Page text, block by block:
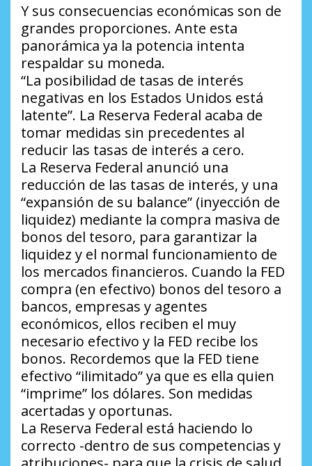
Y sus consecuencias económicas son de
grandes proporciones. Ante esta
panorámica ya la potencia intenta
respaldar su moneda.
“La posibilidad de tasas de interés
negativas en los Estados Unidos está
latente”. La Reserva Federal acaba de
tomar medidas sin precedentes al
reducir las tasas de interés a cero.
La Reserva Federal anunció una
reducción de las tasas de interés, y una
“expansión de su balance” (inyección de
liquidez) mediante la compra masiva de
bonos del tesoro, para garantizar la
liquidez y el normal funcionamiento de
los mercados financieros. Cuando la FED
compra (en efectivo) bonos del tesoro a
bancos, empresas y agentes
económicos, ellos reciben el muy
necesario efectivo y la FED recibe los
bonos. Recordemos que la FED tiene
efectivo “ilimitado” ya que es ella quien
“imprime” los dólares. Son medidas
acertadas y oportunas.
La Reserva Federal está haciendo lo
correcto -dentro de sus competencias y